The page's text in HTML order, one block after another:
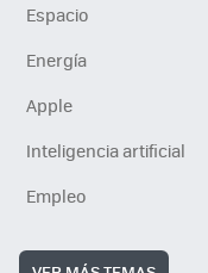
Espacio
Energía
Apple
Inteligencia artificial
Empleo